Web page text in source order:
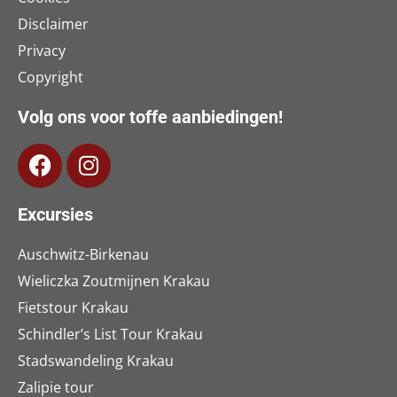
Disclaimer
Privacy
Copyright
Volg ons voor toffe aanbiedingen!
Excursies
Auschwitz-Birkenau
Wieliczka Zoutmijnen Krakau
Fietstour Krakau
Schindler’s List Tour Krakau
Stadswandeling Krakau
Zalipie tour